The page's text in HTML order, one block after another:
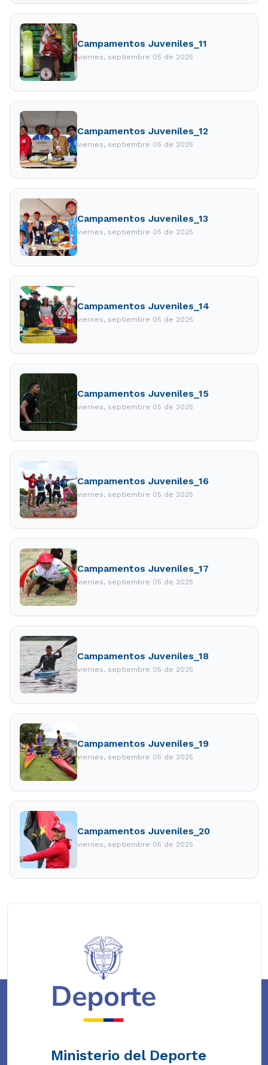
Campamentos Juveniles_11
viernes, septiembre 05 de 2025
Campamentos Juveniles_12
viernes, septiembre 05 de 2025
Campamentos Juveniles_13
viernes, septiembre 05 de 2025
Campamentos Juveniles_14
viernes, septiembre 05 de 2025
Campamentos Juveniles_15
viernes, septiembre 05 de 2025
Campamentos Juveniles_16
viernes, septiembre 05 de 2025
Campamentos Juveniles_17
viernes, septiembre 05 de 2025
Campamentos Juveniles_18
viernes, septiembre 05 de 2025
Campamentos Juveniles_19
viernes, septiembre 05 de 2025
Campamentos Juveniles_20
viernes, septiembre 05 de 2025
Ministerio del Deporte